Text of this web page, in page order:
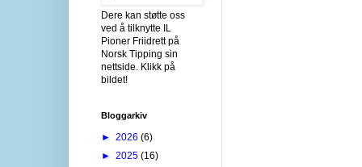
Dere kan støtte oss
ved å tilknytte IL
Pioner Friidrett på
Norsk Tipping sin
nettside. Klikk på
bildet!
Bloggarkiv
► 2026 (6)
► 2025 (16)